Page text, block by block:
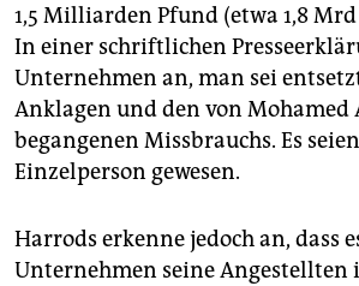
1,5 Milliarden Pfund (etwa 1,8
In einer schriftlichen
Unternehmen an, man sei
Anklagen und den von Mohamed
begangenen Missbrauchs. Es
Einzelperson gewesen.
Harrods erkenne jedoch an, dass
Unternehmen seine Angestellten